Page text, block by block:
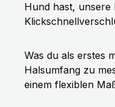
Hund hast, unsere
Was du als erstes
Halsumfang zu
einem flexiblen